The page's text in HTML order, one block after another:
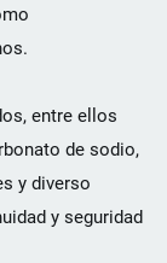
entre ellos
de sodio,
y diverso
y seguridad